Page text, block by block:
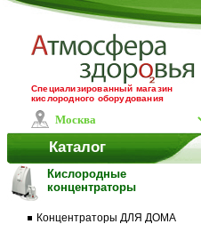
Специализированный магазин
кислородного оборудования
Каталог
Кислородные
концентраторы
Концентраторы ДЛЯ ДОМА